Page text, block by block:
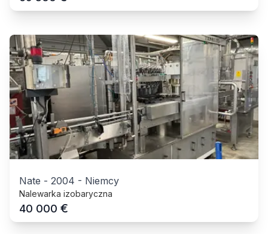
Nate - 2004 - Niemcy
Nalewarka izobaryczna
40 000 €